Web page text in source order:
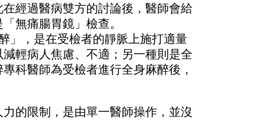
經過醫病雙方的討論後，醫師會給
無痛腸胃鏡」檢查。
」，是在受檢者的靜脈上施打適量
輕病人焦慮、不適；另一種則是全
科醫師為受檢者進行全身麻醉後，
的限制，是由單一醫師操作，並沒